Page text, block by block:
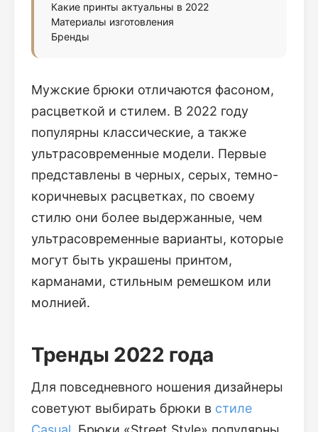
Какие принты актуальны в 2022
Материалы изготовления
Бренды
Мужские брюки отличаются фасоном,
расцветкой и стилем. В 2022 году
популярны классические, а также
ультрасовременные модели. Первые
представлены в черных, серых, темно-
коричневых расцветках, по своему
стилю они более выдержанные, чем
ультрасовременные варианты, которые
могут быть украшены принтом,
карманами, стильным ремешком или
молнией.
Тренды 2022 года
Для повседневного ношения дизайнеры
советуют выбирать брюки в стиле